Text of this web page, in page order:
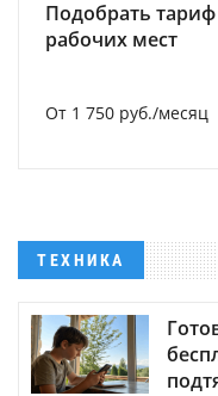
Подобрать
рабочих мест
От 1 750 руб./месяц
ТЕХНИКА